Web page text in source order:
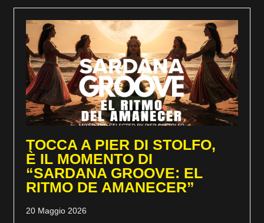
TOCCA A PIER DI STOLFO,
È IL MOMENTO DI
“SARDANA GROOVE: EL
RITMO DE AMANECER”
20 Maggio 2026